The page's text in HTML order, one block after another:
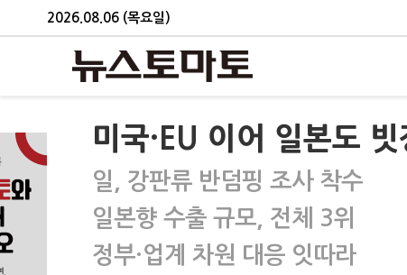
2026.08.06 (목요일)
미국·EU 이어 일본도
일, 강판류 반덤핑 조사 착수
일본향 수출 규모, 전체 3위
정부·업계 차원 대응 잇따라